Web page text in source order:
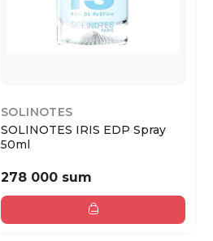
SOLINOTES
SOLINOTES IRIS EDP Spray
50ml
278 000 sum